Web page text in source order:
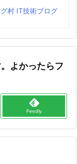
よかったらフ
Feedly